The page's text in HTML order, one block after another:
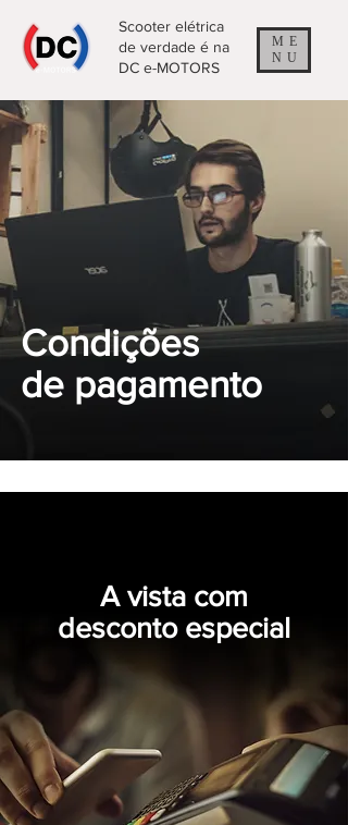
Scooter elétrica
de verdade é na
DC e-MOTORS
ME
NU
Condições
de pagamento
A vista com
desconto especial